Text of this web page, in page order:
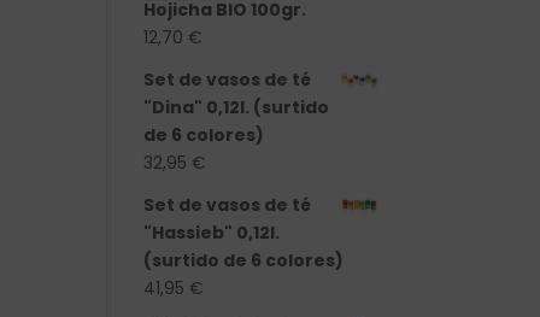
Hojicha BIO 100gr.
12,70 €
Set de vasos de té
"Dina" 0,12l. (surtido
de 6 colores)
32,95 €
Set de vasos de té
"Hassieb" 0,12l.
(surtido de 6 colores)
41,95 €